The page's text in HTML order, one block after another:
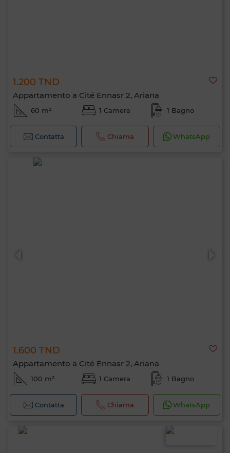
1.200 TND
Appartamento a Cité Ennasr 2, Ariana
60 m² 1 Camera 1 Bagno
Contatta Chiama WhatsApp
1.600 TND
Appartamento a Cité Ennasr 2, Ariana
100 m² 1 Camera 1 Bagno
Contatta Chiama WhatsApp